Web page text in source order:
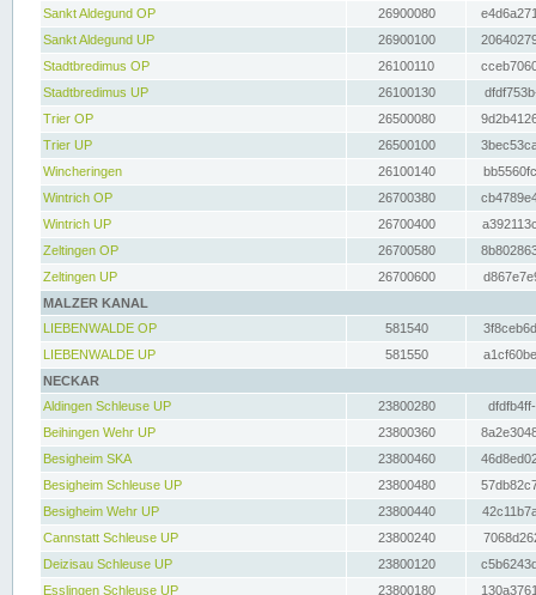
Sankt Aldegund OP
26900080
Sankt Aldegund UP
26900100
Stadtbredimus OP
26100110
Stadtbredimus UP
26100130
Trier OP
26500080
Trier UP
26500100
Wincheringen
26100140
Wintrich OP
26700380
Wintrich UP
26700400
Zeltingen OP
26700580
Zeltingen UP
26700600
MALZER KANAL
LIEBENWALDE OP
581540
LIEBENWALDE UP
581550
NECKAR
Aldingen Schleuse UP
23800280
Beihingen Wehr UP
23800360
Besigheim SKA
23800460
Besigheim Schleuse UP
23800480
Besigheim Wehr UP
23800440
Cannstatt Schleuse UP
23800240
Deizisau Schleuse UP
23800120
Esslingen Schleuse UP
23800180